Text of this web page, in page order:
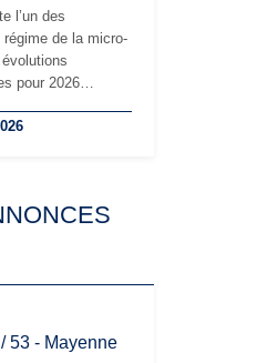
l’un des
de la micro-
pour 2026
et
de contrôle
rester
53 - Mayenne